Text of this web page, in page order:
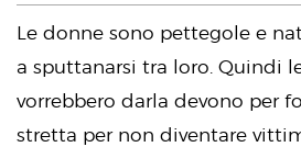
Le donne sono pettegole e
a sputtanarsi tra loro. Quindi
vorrebbero darla devono per
stretta per non diventare